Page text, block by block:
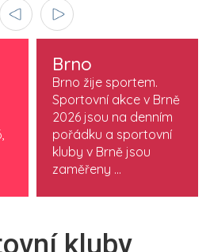
Brno
Brno žije sportem.
Sportovní akce v Brně
2026 jsou na denním
pořádku a sportovní
kluby v Brně jsou
zaměřeny ...
kluby